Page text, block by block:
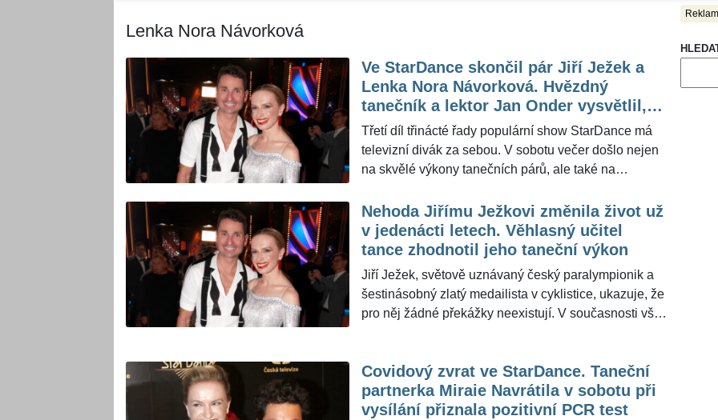
Lenka Nora Návorková
Ve StarDance skončil pár Jiří Ježek a
Lenka Nora Návorková. Hvězdný
tanečník a lektor Jan Onder vysvětlil,
co rozhodlo
Třetí díl třinácté řady populární show StarDance má
televizní divák za sebou. V sobotu večer došlo nejen
na skvělé výkony tanečních párů, ale také na
soutěží rozloučil, byl Jiří Ježek a Lenka Nora
Návorková. Pro ŽivotvČesku.cz poskytuje komentáře
k aktuální řadě mistr v tanci Jan Onder, který na dotaz
zmíněná taneční dvojice musela opustit soutěž.
Nehoda Jiřímu Ježkovi změnila život už
v jedenácti letech. Věhlasný učitel
tance zhodnotil jeho taneční výkon
Jiří Ježek, světově uznávaný český paralympionik a
šestinásobný zlatý medailista v cyklistice, ukazuje, že
pro něj žádné překážky neexistují. V současnosti však
soutěži přitahuje pozornost nejen díky jeho odhodlání,
ale i díky mimořádným výkonům, které podává,
přestože už odmala používá protézu na pravé noze.
Covidový zvrat ve StarDance. Taneční
partnerka Miraie Navrátila v sobotu při
vysílání přiznala pozitivní PCR test